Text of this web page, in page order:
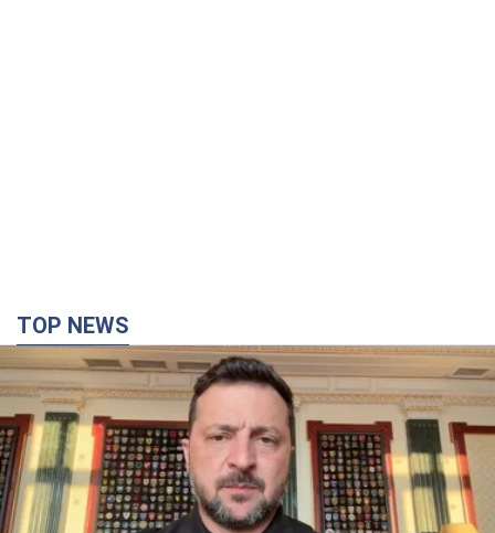
"Захист нашого життя": Зеленський про
антибалістику FREYJA, санкції проти Росії й
підтримку аграріїв. Відео
Європейські партнери долучаються до спільного проєкту
2 години тому 35,1 т.